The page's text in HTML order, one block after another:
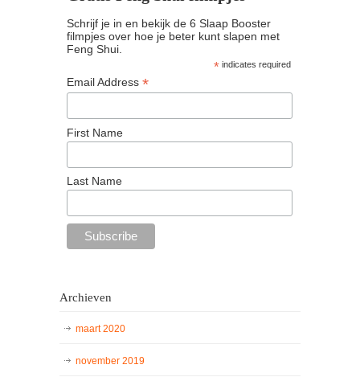
Schrijf je in en bekijk de 6 Slaap Booster
filmpjes over hoe je beter kunt slapen met
Feng Shui.
* indicates required
Email Address *
First Name
Last Name
Archieven
maart 2020
november 2019